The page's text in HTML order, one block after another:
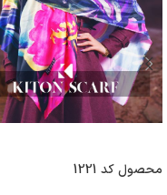
محصول کد 1221